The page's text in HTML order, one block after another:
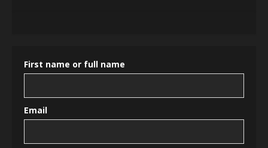
First name or full name
Email